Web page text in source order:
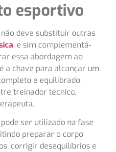
esportivo
deve substituir outras
, e sim complementá-
essa abordagem ao
a chave para alcançar um
e equilibrado,
treinador técnico,
ser utilizado na fase
preparar o corpo
corrigir desequilíbrios e